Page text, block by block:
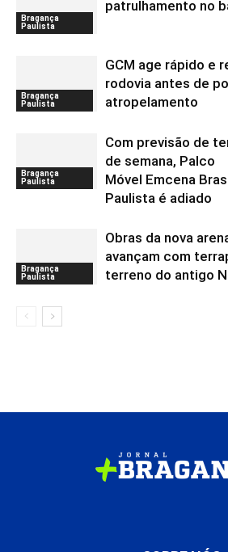
Bragança
Paulista
patrulhamento no
Bragança
Paulista
GCM age rápido e
rodovia antes de
atropelamento
Bragança
Paulista
Com previsão de
de semana, Palco
Móvel Emcena
Paulista é adiado
Bragança
Paulista
Obras da nova
avançam com
terreno do antigo